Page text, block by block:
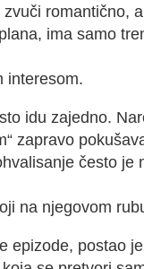
zvuči romantično,
ima samo
interesom.
idu zajedno.
zapravo
često je
na njegovom
epizode, postao